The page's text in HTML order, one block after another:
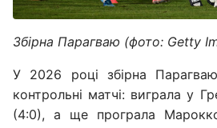
Збірна Парагваю (фото: Getty
У 2026 році збірна
контрольні матчі: виграла у
(4:0), а ще програла